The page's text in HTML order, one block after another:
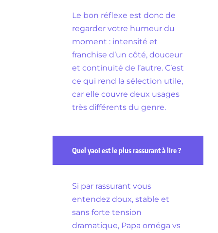
Le bon réflexe est donc de
regarder votre humeur du
moment : intensité et
franchise d’un côté, douceur
et continuité de l’autre. C’est
ce qui rend la sélection utile,
car elle couvre deux usages
très différents du genre.
Quel yaoi est le plus rassurant à lire ?
Si par rassurant vous
entendez doux, stable et
sans forte tension
dramatique, Papa oméga vs